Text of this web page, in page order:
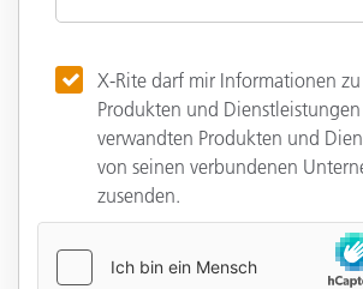
X-Rite darf mir Informationen zu
Produkten und
verwandten Produkten und
von seinen verbundenen
zusenden.